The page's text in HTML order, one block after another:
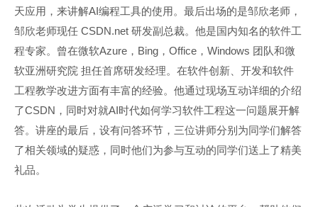
天应用，来讲解AI编程工具的使用。最后出场的是邹欣老师，
邹欣老师现任 CSDN.net 研发副总裁。他是国内知名的软件工
程专家。曾在微软Azure，Bing，Office，Windows 团队和微
软亚洲研究院 担任首席研发经理。在软件创新、开发和软件
工程教学改进方面有丰富的经验。他通过现场互动详细的介绍
了CSDN，同时对就AI时代如何学习软件工程这一问题展开解
答。讲座的最后，设有问答环节，三位讲师分别为同学们解答
了相关领域的疑惑，同时他们为参与互动的同学们送上了精美
礼品。